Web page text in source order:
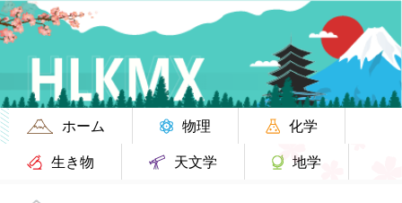
ホーム 物理
化学
生き物
天文学 地学